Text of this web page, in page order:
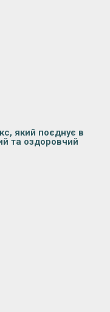
який поєднує в
та оздоровчий